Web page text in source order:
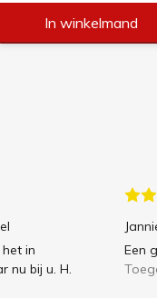
In winkelmand
in
nu bij u. H.
Een